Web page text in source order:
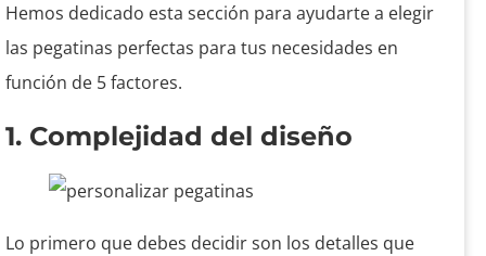
Hemos dedicado esta sección para ayudarte a elegir
las pegatinas perfectas para tus necesidades en
función de 5 factores.
1. Complejidad del diseño
Lo primero que debes decidir son los detalles que